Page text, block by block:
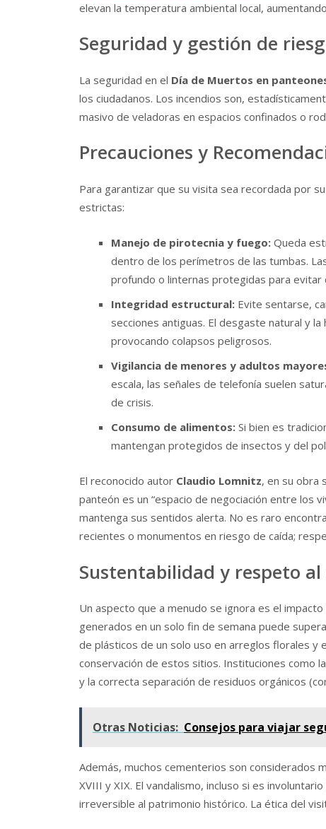
elevan la temperatura ambiental local,
Seguridad y gestión de
La seguridad en el Día de Muertos en
los ciudadanos. Los incendios son,
masivo de veladoras en espacios confinados o
Precauciones y
Para garantizar que su visita sea recordada por
estrictas:
Manejo de pirotecnia y fuego: Queda
dentro de los perímetros de las tumbas.
profundo o linternas protegidas para evitar
Integridad estructural: Evite sentarse,
secciones antiguas. El desgaste natural y
provocando colapsos peligrosos.
Vigilancia de menores y adultos
escala, las señales de telefonía suelen
de crisis.
Consumo de alimentos: Si bien es
mantengan protegidos de insectos y del
El reconocido autor Claudio Lomnitz, en su obra
panteón es un “espacio de negociación entre los
mantenga sus sentidos alerta. No es raro
recientes o monumentos en riesgo de caída;
Sustentabilidad y respeto
Un aspecto que a menudo se ignora es el
generados en un solo fin de semana puede
de plásticos de un solo uso en arreglos florales y
conservación de estos sitios. Instituciones como la
y la correcta separación de residuos orgánicos
Otras Noticias: Consejos para viajar
Además, muchos cementerios son considerados
XVIII y XIX. El vandalismo, incluso si es
irreversible al patrimonio histórico. La ética del